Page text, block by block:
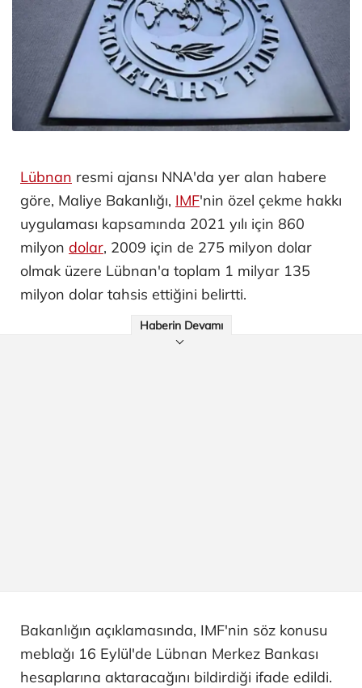
Lübnan resmi ajansı NNA'da yer alan habere
göre, Maliye Bakanlığı, IMF'nin özel çekme hakkı
uygulaması kapsamında 2021 yılı için 860
milyon dolar, 2009 için de 275 milyon dolar
olmak üzere Lübnan'a toplam 1 milyar 135
milyon dolar tahsis ettiğini belirtti.
Haberin Devamı
Bakanlığın açıklamasında, IMF'nin söz konusu
meblağı 16 Eylül'de Lübnan Merkez Bankası
hesaplarına aktaracağını bildirdiği ifade edildi.